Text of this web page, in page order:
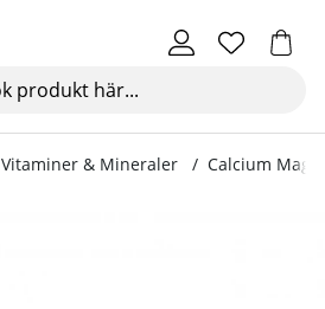
Vitaminer & Mineraler Calcium